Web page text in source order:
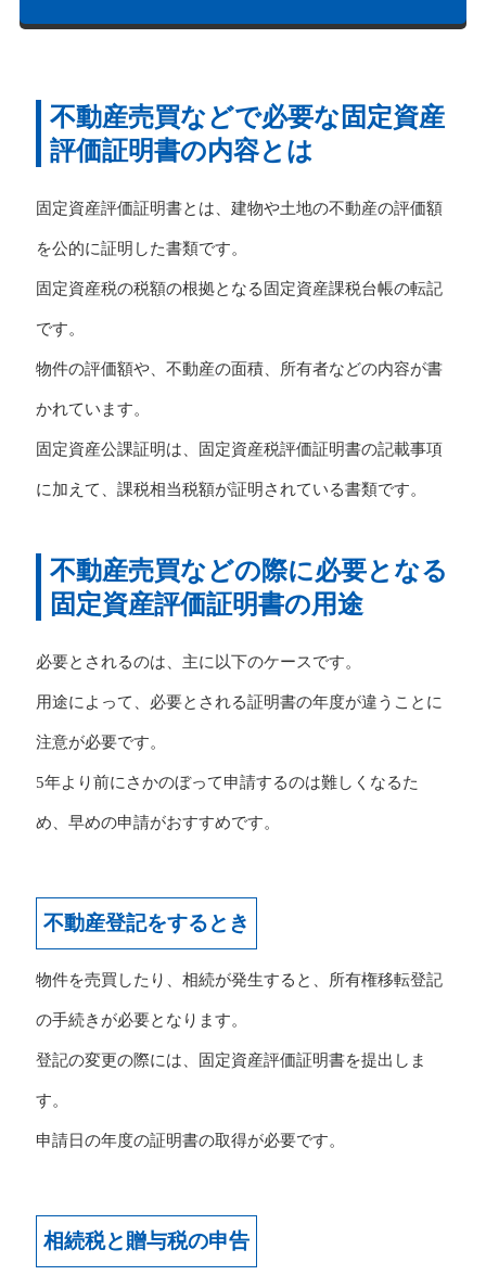
不動産売買などで必要な固定資産
評価証明書の内容とは
固定資産評価証明書とは、建物や土地の不動産の評価額
を公的に証明した書類です。
固定資産税の税額の根拠となる固定資産課税台帳の転記
です。
物件の評価額や、不動産の面積、所有者などの内容が書
かれています。
固定資産公課証明は、固定資産税評価証明書の記載事項
に加えて、課税相当税額が証明されている書類です。
不動産売買などの際に必要となる
固定資産評価証明書の用途
必要とされるのは、主に以下のケースです。
用途によって、必要とされる証明書の年度が違うことに
注意が必要です。
5年より前にさかのぼって申請するのは難しくなるた
め、早めの申請がおすすめです。
不動産登記をするとき
物件を売買したり、相続が発生すると、所有権移転登記
の手続きが必要となります。
登記の変更の際には、固定資産評価証明書を提出しま
す。
申請日の年度の証明書の取得が必要です。
相続税と贈与税の申告